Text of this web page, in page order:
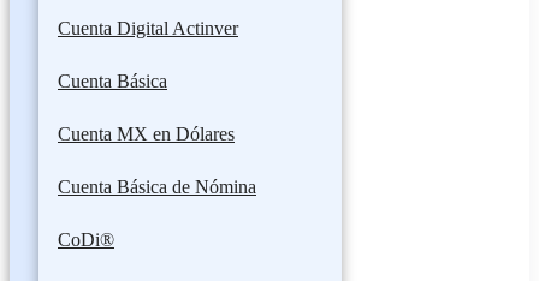
Cuenta Digital Actinver
Cuenta Básica
Cuenta MX en Dólares
Cuenta Básica de Nómina
CoDi®